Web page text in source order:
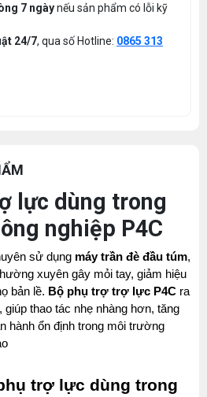
7 ngàynếu sản phẩm có lỗi kỹ
24/7, qua số Hotline: 0865 313
lực dùng trong
nghiệp P4C
sử dụng máy trần đè đầu túm,
xuyên gây mỏi tay, giảm hiệu
bản lề. Bộ phụ trợ trợ lực P4C ra
thao tác nhẹ nhàng hơn, tăng
hành ổn định trong môi trường
trợ lực dùng trong